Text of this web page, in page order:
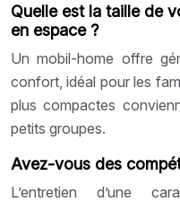
Quelle est la taille de
en espace ?
Un mobil-home offre
confort, idéal pour les
plus compactes
petits groupes.
Avez-vous des
L’entretien d’une